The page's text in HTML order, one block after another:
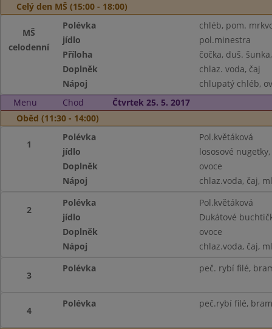
Celý den MŠ (15:00 - 18:00)
MŠ
celodenní
Polévka
chléb, pom.
jídlo
pol.minestra
Příloha
čočka, duš.
Doplněk
chlaz. voda, čaj
Nápoj
chlupatý chléb,
Menu
Chod
Čtvrtek 25. 5. 2017
Oběd (11:30 - 14:00)
1
Polévka
Pol.květáková
jídlo
lososové
Doplněk
ovoce
Nápoj
chlaz.voda, čaj,
2
Polévka
Pol.květáková
jídlo
Dukátové
Doplněk
ovoce
Nápoj
chlaz.voda, čaj,
3
Polévka peč. rybí filé,
4
Polévka peč.rybí filé,